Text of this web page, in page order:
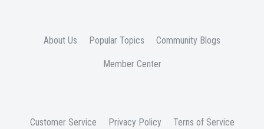
About Us Popular Topics Community Blogs
Member Center
Customer Service Privacy Policy Terns of Service